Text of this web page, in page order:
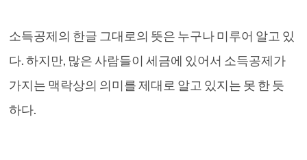
소득공제의 한글 그대로의 뜻은 누구나 미루어 알고 있
다. 하지만, 많은 사람들이 세금에 있어서 소득공제가
가지는 맥락상의 의미를 제대로 알고 있지는 못 한 듯
하다.